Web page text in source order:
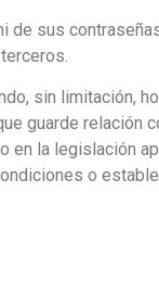
de sus
sin limitación,
guarde relación
la legislación
o